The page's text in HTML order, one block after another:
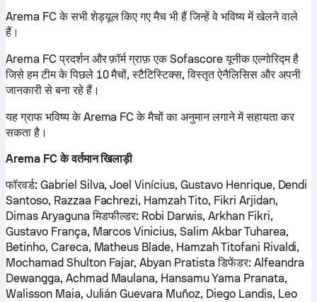
Arema FC के सभी शेड्यूल किए गए मैच भी हैं जिन्हें वे भविष्य में खेलने वाले
हैं।
Arema FC प्रदर्शन और फ़ॉर्म ग्राफ़ एक Sofascore यूनीक एल्गोरिद्म है
जिसे हम टीम के पिछले 10 मैचों, स्टैटिस्टिक्स, विस्तृत ऐनैलिसिस और अपनी
जानकारी से बना रहे हैं।
यह ग्राफ भविष्य के Arema FC के मैचों का अनुमान लगाने में सहायता कर
सकता है।
Arema FC के वर्तमान खिलाड़ी
फॉरवर्ड:Gabriel Silva, Joel Vinícius, Gustavo Henrique, Dendi
Santoso, Razzaa Fachrezi, Hamzah Tito, Fikri Arjidan,
Dimas Aryagunaमिडफील्डर: Robi Darwis, Arkhan Fikri,
Gustavo França, Marcos Vinicius, Salim Akbar Tuharea,
Betinho, Careca, Matheus Blade, Hamzah Titofani Rivaldi,
Mochamad Shulton Fajar, Abyan Pratistaडिफेंडर:Alfeandra
Dewangga, Achmad Maulana, Hansamu Yama Pranata,
Walisson Maia, Julián Guevara Muñoz, Diego Landis, Leo